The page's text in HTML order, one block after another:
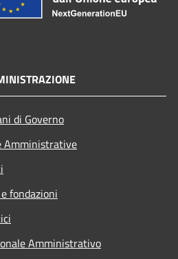
di Governo
Amministrative
fondazioni
Amministrativo